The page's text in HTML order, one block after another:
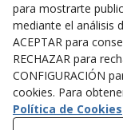
para mostrarte
mediante el análisis
ACEPTAR para
RECHAZAR para
CONFIGURACIÓN
cookies. Para
Política de Cookies